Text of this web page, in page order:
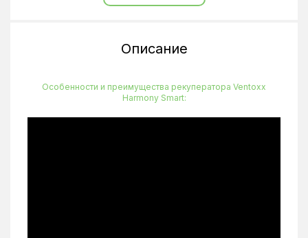
Описание
Особенности и преимущества рекуператора Ventoxx
Harmony Smart: